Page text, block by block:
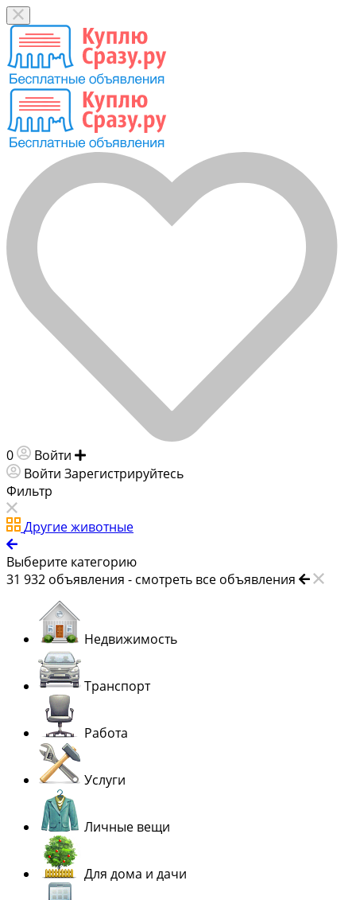
0 Войти
Войти Зарегистрируйтесь
Фильтр
Другие животные
Выберите категорию
31 932 объявления - смотреть все объявления
Недвижимость
Транспорт
Работа
Услуги
Личные вещи
Для дома и дачи